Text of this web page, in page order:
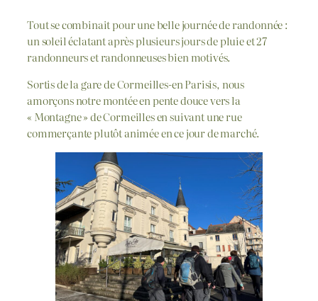
Tout se combinait pour une belle journée de randonnée :
un soleil éclatant après plusieurs jours de pluie et 27
randonneurs et randonneuses bien motivés.
Sortis de la gare de Cormeilles-en Parisis, nous
amorçons notre montée en pente douce vers la
« Montagne » de Cormeilles en suivant une rue
commerçante plutôt animée en ce jour de marché.